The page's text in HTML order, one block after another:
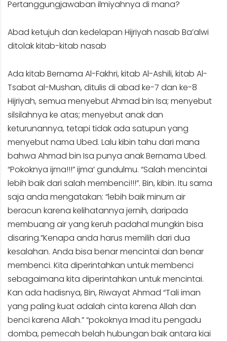
Pertanggungjawaban ilmiyahnya di mana?
Abad ketujuh dan kedelapan Hijriyah nasab Ba’alwi
ditolak kitab-kitab nasab
Ada kitab Bernama Al-Fakhri, kitab Al-Ashili, kitab Al-
Tsabat al-Mushan, ditulis di abad ke-7 dan ke-8
Hijriyah, semua menyebut Ahmad bin Isa; menyebut
silsilahnya ke atas; menyebut anak dan
keturunannya, tetapi tidak ada satupun yang
menyebut nama Ubed. Lalu kibin tahu dari mana
bahwa Ahmad bin Isa punya anak Bernama Ubed.
“Pokoknya ijma!!!” ijma’ gundulmu. “Salah mencintai
lebih baik dari salah membenci!!!”. Bin, kibin. Itu sama
saja anda mengatakan: “lebih baik minum air
beracun karena kelihatannya jernih, daripada
membuang air yang keruh padahal mungkin bisa
disaring.”Kenapa anda harus memilih dari dua
kesalahan. Anda bisa benar mencintai dan benar
membenci. Kita diperintahkan untuk membenci
sebagaimana kita diperintahkan untuk mencintai.
Kan ada hadisnya, Bin, Riwayat Ahmad “Tali iman
yang paling kuat adalah cinta karena Allah dan
benci karena Allah.” “pokoknya Imad itu pengadu
domba, pemecah belah hubungan baik antara kiai